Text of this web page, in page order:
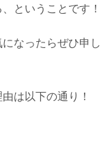
ということです！
なったらぜひ申し
は以下の通り！